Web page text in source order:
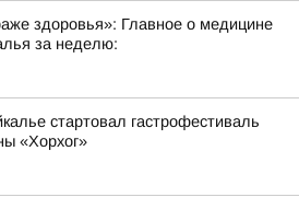
здоровья»: Главное о медицине
за неделю:
стартовал гастрофестиваль
«Хорхог»